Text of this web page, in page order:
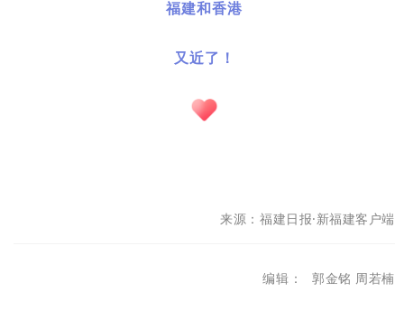
福建和香港
又近了！
来源：福建日报·新福建客户端
编辑： 郭金铭 周若楠